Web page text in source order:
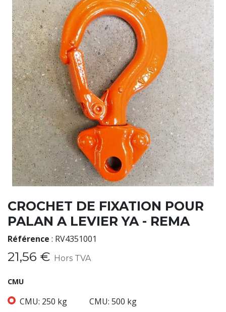
CROCHET DE FIXATION POUR
PALAN A LEVIER YA - REMA
Référence : RV4351001
21,56 € Hors TVA
CMU
CMU: 250 kg CMU: 500 kg